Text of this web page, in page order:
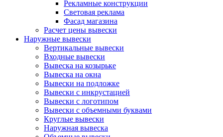
Рекламные конструкции
Световая реклама
Фасад магазина
Расчет цены вывески
Наружные вывески
Вертикальные вывески
Входные вывески
Вывеска на козырьке
Вывеска на окна
Вывески на подложке
Вывески с инкрустацией
Вывески с логотипом
Вывески с объемными буквами
Круглые вывески
Наружная вывеска